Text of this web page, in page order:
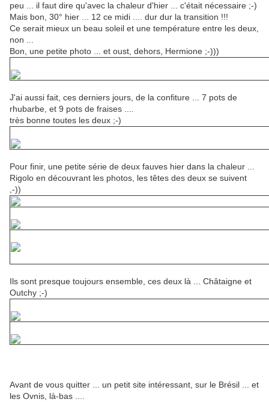
peu ... il faut dire qu'avec la chaleur d'hier ... c'était nécessaire ;-)
Mais bon, 30° hier ... 12 ce midi .... dur dur la transition !!!
Ce serait mieux un beau soleil et une température entre les deux,
non ...
Bon, une petite photo ... et oust, dehors, Hermione ;-)))
J'ai aussi fait, ces derniers jours, de la confiture ... 7 pots de
rhubarbe, et 9 pots de fraises ....
très bonne toutes les deux ;-)
Pour finir, une petite série de deux fauves hier dans la chaleur ...
Rigolo en découvrant les photos, les têtes des deux se suivent
,-))
Ils sont presque toujours ensemble, ces deux là ... Châtaigne et
Outchy ;-)
Avant de vous quitter ... un petit site intéressant, sur le Brésil ... et
les Ovnis, là-bas ....